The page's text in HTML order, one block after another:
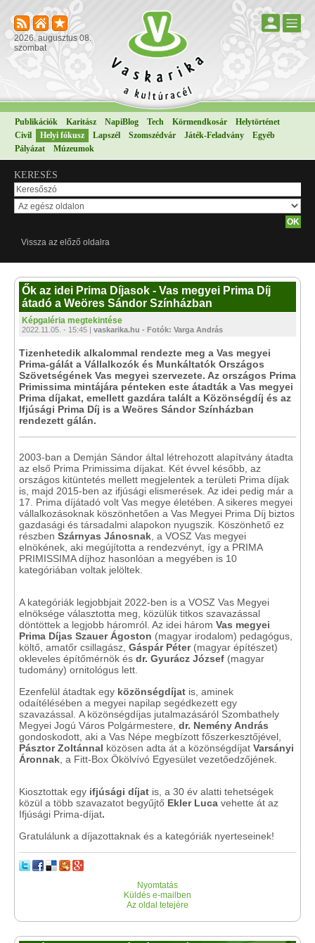
2026. augusztus 08.
szombat
Publikációk Karitász NapiBlog Tech Körmendkosár
Helytörténet
Civil
Helyi fókusz Lapszél Szomszédvár Játék-Feladvány
Egyéb
Pályázat
Múzeumok
KERESÉS
Vissza az előző oldalra
Ők az idei Prima Díjasok - Vas megyei Prima Díj
átadó a Weöres Sándor Színházban
Képgaléria megtekintése
2022.11.05. - 15:45 | vaskarika.hu - Fotók: Varga András
Tizenhetedik alkalommal rendezte meg a Vas megyei
Prima-gálát a Vállalkozók és Munkáltatók Országos
Szövetségének Vas megyei szervezete. Az országos Prima
Primissima mintájára pénteken este átadták a Vas megyei
Prima díjakat, emellett gazdára talált a Közönségdíj és az
Ifjúsági Prima Díj is a Weöres Sándor Színházban
rendezett gálán.
2003-ban a Demján Sándor által létrehozott alapítvány átadta
az első Prima Primissima díjakat. Két évvel később, az
országos kitüntetés mellett megjelentek a területi Prima díjak
is, majd 2015-ben az ifjúsági elismerések. Az idei pedig már a
17. Prima díjátadó volt Vas megye életében. A sikeres megyei
vállalkozásoknak köszönhetően a Vas Megyei Prima Díj biztos
gazdasági és társadalmi alapokon nyugszik. Köszönhető ez
részben Szárnyas Jánosnak , a VOSZ Vas megyei
elnökének, aki megújította a rendezvényt, így a PRIMA
PRIMISSIMA díjhoz hasonlóan a megyében is 10
kategóriában voltak jelöltek.
A kategóriák legjobbjait 2022-ben is a VOSZ Vas Megyei
elnöksége választotta meg, közülük titkos szavazással
döntöttek a legjobb háromról. Az idei három Vas megyei
Prima Díjas Szauer Ágoston (magyar irodalom) pedagógus,
költő, amatőr csillagász, Gáspár Péter (magyar építészet)
okleveles építőmérnök és dr. Gyurácz József (magyar
tudomány) ornitológus lett.
Ezenfelül átadtak egy közönségdíjat is, aminek
odaítélésében a megyei napilap segédkezett egy
szavazással. A közönségdíjas jutalmazásáról Szombathely
Megyei Jogú Város Polgármestere, dr. Nemény András
gondoskodott, aki a Vas Népe megbízott főszerkesztőjével,
Pásztor Zoltánnal közösen adta át a közönségdíjat Varsányi
Áronnak , a Fitt-Box Ökölvívó Egyesület vezetőedzőjének.
Kiosztottak egy ifjúsági díjat is, a 30 év alatti tehetségek
közül a több szavazatot begyűjtő Ekler Luca vehette át az
Ifjúsági Prima-díjat.
Gratulálunk a díjazottaknak és a kategóriák nyerteseinek!
Nyomtatás
Küldés e-mailben
Az oldal tetejére